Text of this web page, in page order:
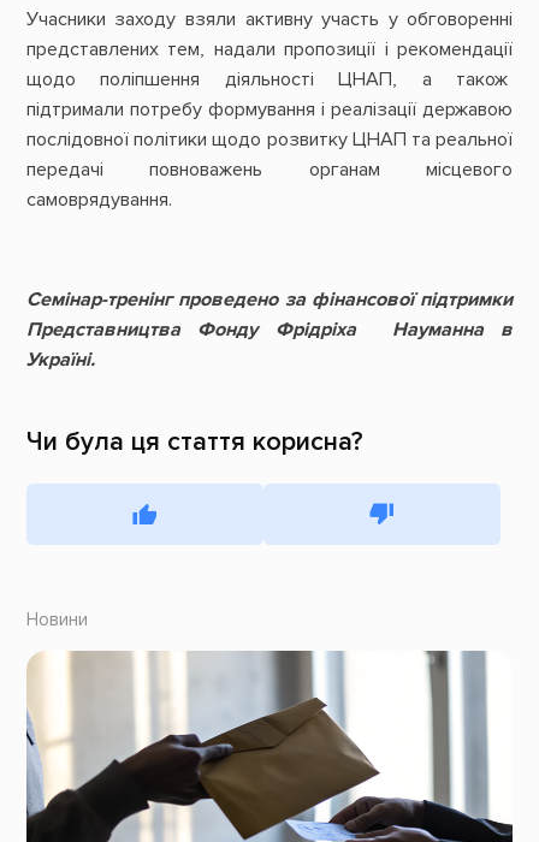
Учасники заходу взяли активну участь у обговоренні
представлених тем, надали пропозиції і рекомендації
щодо поліпшення діяльності ЦНАП, а також
підтримали потребу формування і реалізації державою
послідовної політики щодо розвитку ЦНАП та реальної
передачі повноважень органам місцевого
самоврядування.
Семінар-тренінг проведено за фінансової підтримки
Представництва Фонду Фрідріха Науманна в
Україні.
Чи була ця стаття корисна?
Новини